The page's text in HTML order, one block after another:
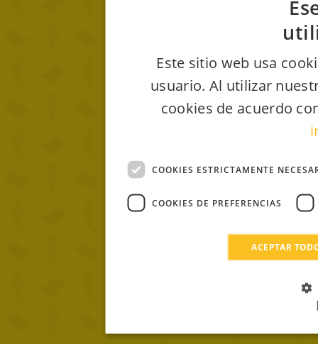
Este sitio web usa
usuario. Al utilizar
cookies de acuerdo
COOKIES ESTRICTAMENTE
COOKIES DE PREFERENCIAS
ACEPTAR